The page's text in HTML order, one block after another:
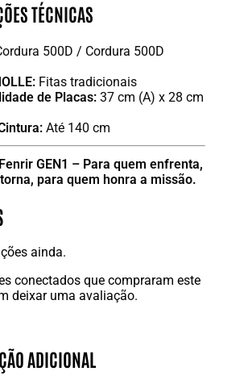
TÉCNICAS
500D / Cordura 500D
Fitas tradicionais
de Placas: 37 cm (A) x 28 cm
Até 140 cm
GEN1 – Para quem enfrenta,
para quem honra a missão.
ainda.
conectados que compraram este
deixar uma avaliação.
ADICIONAL